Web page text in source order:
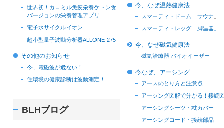
世界初！カロミル免疫栄養ケトン食
バージョンの栄養管理アプリ
電子水サイクルイオン
超小型量子波動分析器ALLONE-275
その他のお知らせ
今、電磁波が危ない！
住環境の健康診断は波動測定！
BLHブログ
今、なぜ温熱健康法
スマーティ・ドーム「サウナ 」
スマーティ・レッグ「脚温器」
今、なぜ磁気健康法
磁気治療器 バイオイーザー
今なぜ、アーシング
アースのとり方と注意点
アーシング図解で分かる！接続図
アーシングシーツ・枕カバー
アーシングコード・接続部品